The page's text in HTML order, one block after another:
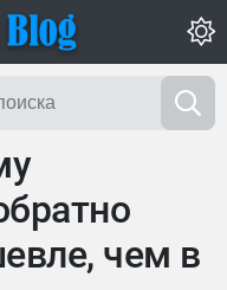
чем в